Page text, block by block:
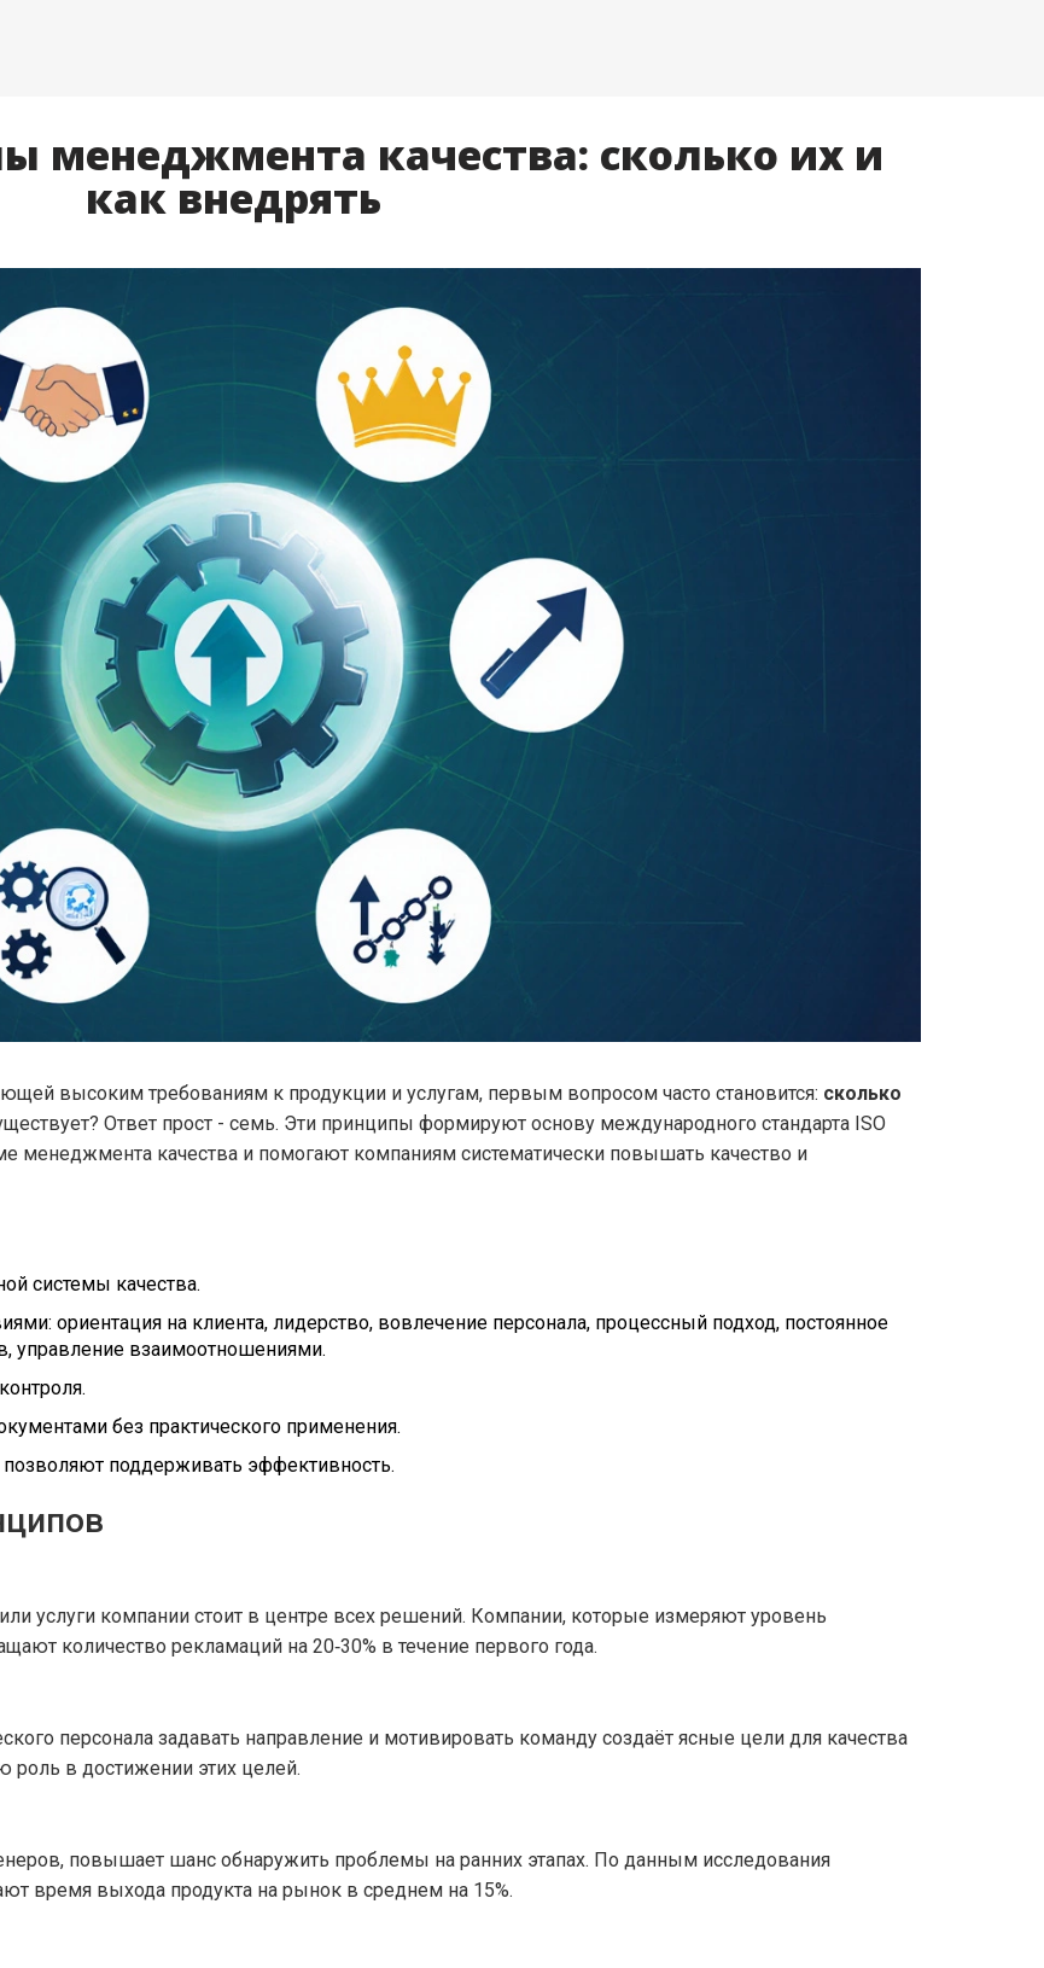
менеджмента качества: сколько их и
как внедрять
высоким требованиям к продукции и услугам, первым вопросом часто становится: сколько
Ответ прост - семь. Эти принципы формируют основу международного стандарта ISO
менеджмента качества и помогают компаниям систематически повышать качество и
системы качества.
ориентация на клиента, лидерство, вовлечение персонала, процессный подход, постоянное
управление взаимоотношениями.
без практического применения.
поддерживать эффективность.
услуги компании стоит в центре всех решений. Компании, которые измеряют уровень
количество рекламаций на 20‑30% в течение первого года.
персонала задавать направление и мотивировать команду создаёт ясные цели для качества
роль в достижении этих целей.
повышает шанс обнаружить проблемы на ранних этапах. По данным исследования
время выхода продукта на рынок в среднем на 15%.